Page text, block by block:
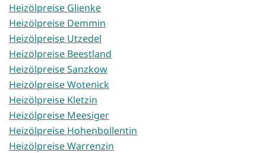
Heizölpreise Glienke
Heizölpreise Demmin
Heizölpreise Utzedel
Heizölpreise Beestland
Heizölpreise Sanzkow
Heizölpreise Wotenick
Heizölpreise Kletzin
Heizölpreise Meesiger
Heizölpreise Hohenbollentin
Heizölpreise Warrenzin